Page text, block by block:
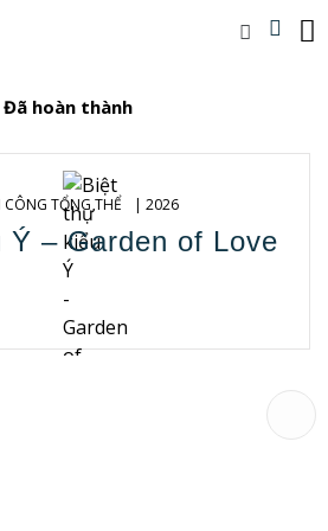
Đã hoàn thành
CÔNG TỔNG THỂ | 2026
– Garden of Love